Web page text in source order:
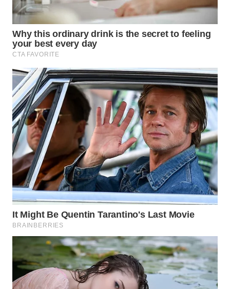
WN
SOLO
WN
BOROBUDUR
WN
MADURA
WN
SURABAYA
WN
NATUNA
WN
BINTAN
WN
MANDALIKA
WN